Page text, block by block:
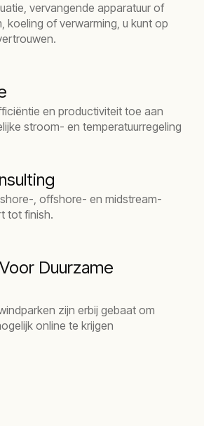
vervangende apparatuur of
koeling of verwarming, u kunt op
en productiviteit toe aan
stroom- en temperatuurregeling
, offshore- en midstream-
tot finish.
Duurzame
zijn erbij gebaat om
online te krijgen